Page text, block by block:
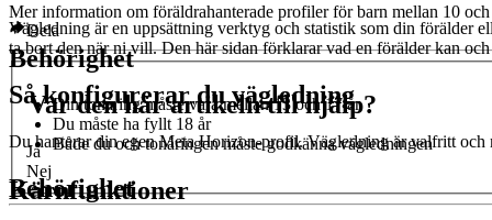
Mer information om föräldrahanterade profiler för barn mellan 10
Behörighet
Din tonåring måste vara mellan 13 och 17 år
Du måste ha fyllt 18 år
Både du och tonåringen måste godkänna vägledningen
Kärnfunktioner
Vägledning är en uppsättning verktyg och statistik som din förälder
ta bort den när ni vill. Den här sidan förklarar vad en förälder kan
Så konfigurerar du vägledning
Du hanterar din egen Meta Horizon-profil. Vägledning är valfritt
Behörighet
Dela
Var den här artikeln till hjälp?
Ja
Nej